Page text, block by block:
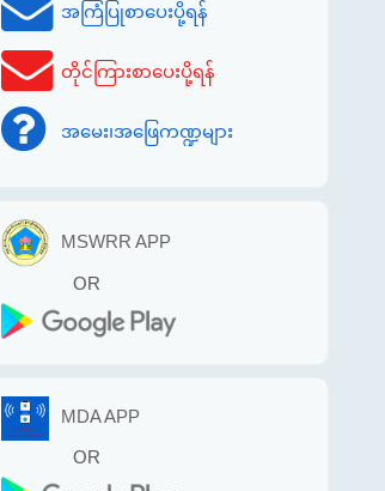
အကြံပြုစာပေးပို့ရန်
တိုင်ကြားစာပေးပို့ရန်
အမေး၊အဖြေကဏ္ဍများ
MSWRR APP
OR
MDA APP
OR